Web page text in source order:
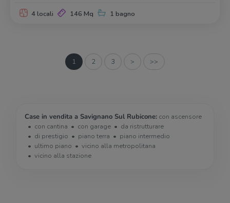
4 locali 146 Mq 1 bagno
1 2 3 > >>
Case in vendita a Savignano Sul Rubicone: con ascensore
con cantina
con garage
da ristrutturare
di prestigio
piano terra
piano intermedio
ultimo piano
vicino alla metropolitana
vicino alla stazione